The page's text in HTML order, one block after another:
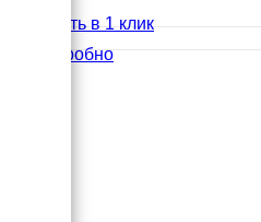
Купить в 1 клик
Подробно